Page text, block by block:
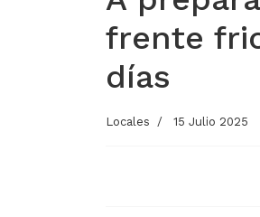
frente
días
Locales 15 Julio 2025